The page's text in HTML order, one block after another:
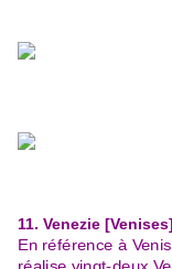
11. Venezie [Venises]
En référence à